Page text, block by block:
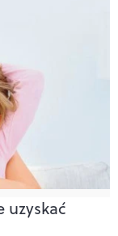
uzyskać